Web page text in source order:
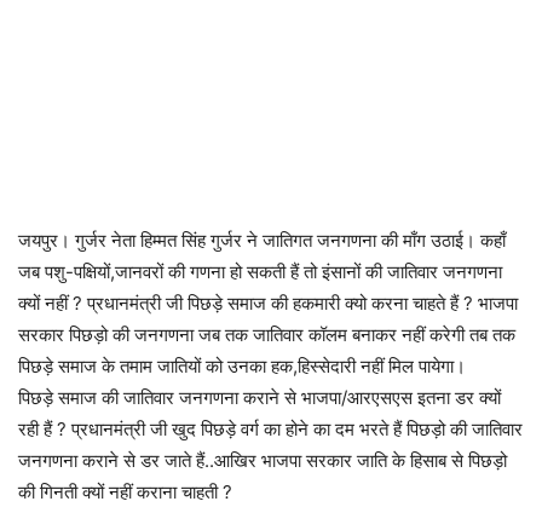
जयपुर। गुर्जर नेता हिम्मत सिंह गुर्जर ने जातिगत जनगणना की माँग उठाई। कहाँ
जब पशु-पक्षियों,जानवरों की गणना हो सकती हैं तो इंसानों की जातिवार जनगणना
क्यों नहीं ? प्रधानमंत्री जी पिछड़े समाज की हकमारी क्यो करना चाहते हैं ? भाजपा
सरकार पिछड़ो की जनगणना जब तक जातिवार कॉलम बनाकर नहीं करेगी तब तक
पिछड़े समाज के तमाम जातियों को उनका हक,हिस्सेदारी नहीं मिल पायेगा।
पिछड़े समाज की जातिवार जनगणना कराने से भाजपा/आरएसएस इतना डर क्यों
रही हैं ? प्रधानमंत्री जी खुद पिछड़े वर्ग का होने का दम भरते हैं पिछड़ो की जातिवार
जनगणना कराने से डर जाते हैं..आखिर भाजपा सरकार जाति के हिसाब से पिछड़ो
की गिनती क्यों नहीं कराना चाहती ?